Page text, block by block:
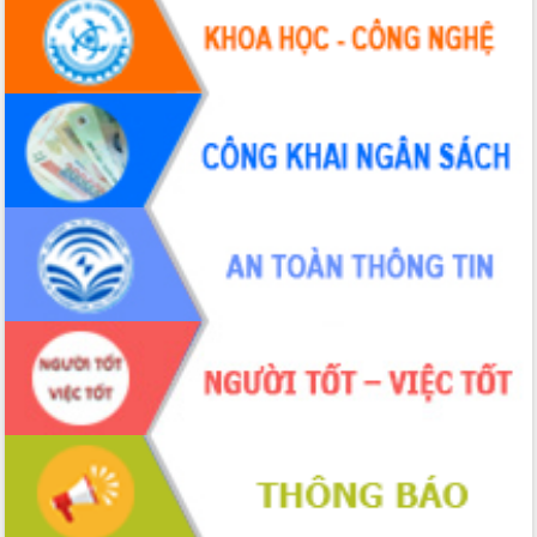
Đắk Lắk: Tôn vinh 46 giải pháp tại Hội
thi Sáng tạo Kỹ thuật 2024 - 2025
Đắk Lắk rà soát, điều chỉnh Đề án 190
về phát triển nuôi trồng thủy sản
Phó Chủ tịch UBND tỉnh Đắk Lắk
Trương Công Thái kiểm tra thực địa
Dự án cao tốc Khánh Hòa - Buôn Ma
Thuột
Định vị cà phê Việt Nam như một “di
sản sống” trong dòng chảy toàn cầu
Xây dựng nông thôn mới: Nâng cao đời
sống người dân từ những mô hình thiết
thực
Quyết liệt tháo gỡ vướng mắc, đẩy
nhanh tiến độ các dự án trọng điểm
trong Khu kinh tế Nam Phú Yên
Hòn Yến phát triển du lịch gắn với bảo
tồn biển
Lấy ý kiến điều chỉnh Quy hoạch tỉnh
Đắk Lắk thời kỳ 2021-2030, tầm nhìn